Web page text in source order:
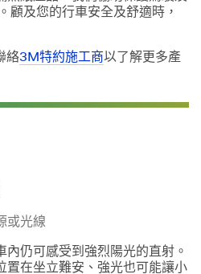
顧及您的行車安全及舒適時，
絡3M特約施工商以了解更多產
或光線
內仍可感受到強烈陽光的直射。
置在坐立難安、強光也可能讓小